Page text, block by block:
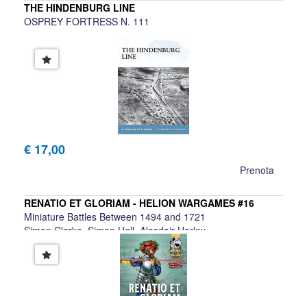
THE HINDENBURG LINE
OSPREY FORTRESS N. 111
€ 17,00
Prenota
RENATIO ET GLORIAM - HELION WARGAMES #16
Miniature Battles Between 1494 and 1721
Simon Clarke, Simon Hall, Alasdair Harley